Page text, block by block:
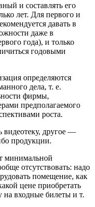
и составлять его
лет. Для первого и
давать в
даже в
года), и только
годовыми
определяются
дела, т. е.
фирмы,
предполагаемого
роста.
другое —
продукции.
минимальной
отсутствовать: надо
помещение, как
цене приобретать
на входные билеты и т.